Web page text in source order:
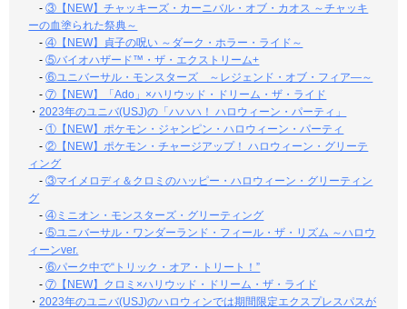
-③【NEW】チャッキーズ・カーニバル・オブ・カオス ～チャッキ
ーの血塗られた祭典～
-④【NEW】貞子の呪い ～ダーク・ホラー・ライド～
-⑤バイオハザード™・ザ・エクストリーム+
-⑥ユニバーサル・モンスターズ ～レジェンド・オブ・フィア―～
-⑦【NEW】「Ado」×ハリウッド・ドリーム・ザ・ライド
・2023年のユニバ(USJ)の「ハハハ！ ハロウィーン・パーティ」
-①【NEW】ポケモン・ジャンピン・ハロウィーン・パーティ
-②【NEW】ポケモン・チャージアップ！ ハロウィーン・グリーテ
ィング
-③マイメロディ＆クロミのハッピー・ハロウィーン・グリーティン
グ
-④ミニオン・モンスターズ・グリーティング
-⑤ユニバーサル・ワンダーランド・フィール・ザ・リズム ～ハロウ
ィーンver.
-⑥パーク中で“トリック・オア・トリート！”
-⑦【NEW】クロミ×ハリウッド・ドリーム・ザ・ライド
・2023年のユニバ(USJ)のハロウィンでは期間限定エクスプレスパスが